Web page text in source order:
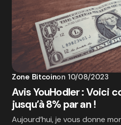
Zone Bitcoinon 10/08/2023
Avis YouHodler : Voici
jusqu’à 8% par an !
Aujourd’hui, je vous donne